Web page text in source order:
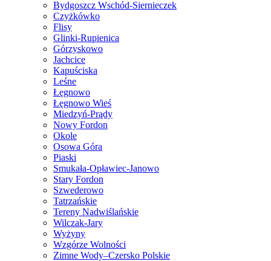
Bydgoszcz Wschód-Siernieczek
Czyżkówko
Flisy
Glinki-Rupienica
Górzyskowo
Jachcice
Kapuściska
Leśne
Łęgnowo
Łęgnowo Wieś
Miedzyń-Prądy
Nowy Fordon
Okole
Osowa Góra
Piaski
Smukała-Opławiec-Janowo
Stary Fordon
Szwederowo
Tatrzańskie
Tereny Nadwiślańskie
Wilczak-Jary
Wyżyny
Wzgórze Wolności
Zimne Wody–Czersko Polskie